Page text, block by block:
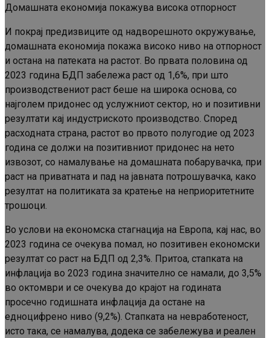
Домашната економија покажува висока отпорност
И покрај предизвиците од надворешното окружување,
домашната економија покажа високо ниво на отпорност
и остана на патеката на растот. Во првата половина од
2023 година БДП забележа раст од 1,6%, при што
производствениот раст беше на широка основа, со
најголем придонес од услужниот сектор, но и позитивни
резултати кај индустриското производство. Според
расходната страна, растот во првото полугодие од 2023
година се должи на позитивниот придонес на нето
извозот, со намалување на домашната побарувачка, при
раст на приватната и пад на јавната потрошувачка, како
резултат на политиката за кратење на неприоритетните
трошоци.
Во услови на економска стагнација на Европа, кај нас, во
2023 година се очекува помал, но позитивен економски
резултат со раст на БДП од 2,3%. Притоа, стапката на
инфлација во 2023 година значително се намали, до 3,5%
во октомври и се очекува до крајот на годината
просечно годишната инфлација да остане на
едноцифрено ниво (9,2%). Стапката на невработеност,
исто така, се намалува, додека се забележува и реален